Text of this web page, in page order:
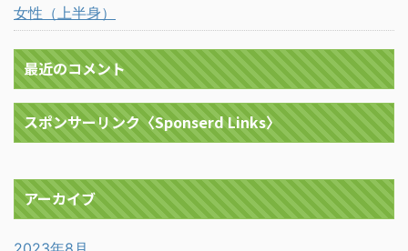
女性（上半身）
最近のコメント
スポンサーリンク〈Sponserd Links〉
アーカイブ